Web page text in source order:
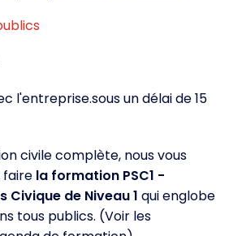
l'entreprise.sous un délai de 15
civile complète, nous vous
faire la formation PSC1 -
Civique de Niveau 1 qui englobe
tous publics. (Voir les